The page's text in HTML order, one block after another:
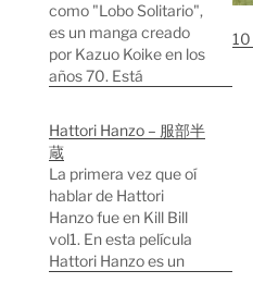
como "Lobo Solitario",
es un manga creado
por Kazuo Koike en los
años 70. Está
samuráis tenian
mucho poder en la
sociedad japonesa.
"Lobo Solitario" es una
historia de ficción
donde se entrelazan
algunos elementos
10
Hattori Hanzo – 服部半
蔵
La primera vez que oí
hablar de Hattori
Hanzo fue en Kill Bill
vol1. En esta película
Hattori Hanzo es un